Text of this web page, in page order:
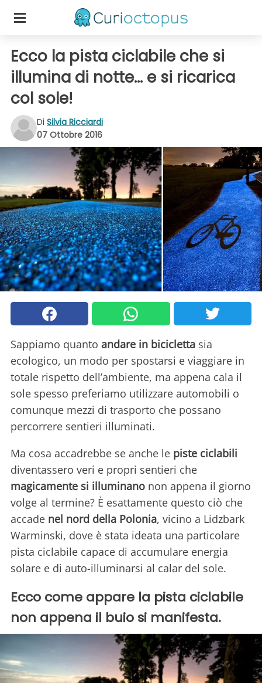
Ecco la pista ciclabile che si
illumina di notte... e si ricarica
col sole!
Di Silvia Ricciardi
07 Ottobre 2016
Sappiamo quanto andare in bicicletta sia
ecologico, un modo per spostarsi e viaggiare in
totale rispetto dell’ambiente, ma appena cala il
sole spesso preferiamo utilizzare automobili o
comunque mezzi di trasporto che possano
percorrere sentieri illuminati.
Ma cosa accadrebbe se anche le piste ciclabili
diventassero veri e propri sentieri che
magicamente si illuminano non appena il giorno
volge al termine? È esattamente questo ciò che
accade nel nord della Polonia, vicino a Lidzbark
Warminski, dove è stata ideata una particolare
pista ciclabile capace di accumulare energia
solare e di auto-illuminarsi al calar del sole.
Ecco come appare la pista ciclabile
non appena il buio si manifesta.